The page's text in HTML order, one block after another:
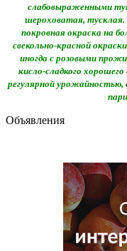
слабовыраженными
шероховатая,
покровная окраска на
свекольно-красной
иногда с розовыми
кисло-сладкого
регулярной урожайностью,
Объявления